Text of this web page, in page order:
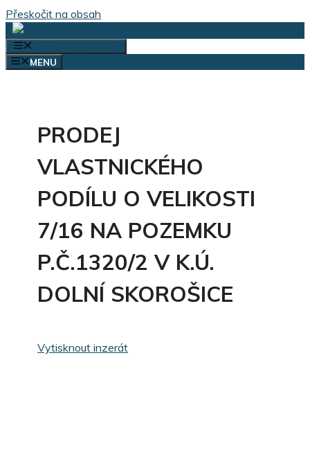
Přeskočit na obsah
MENU
PRODEJ
VLASTNICKÉHO
PODÍLU O VELIKOSTI
7/16 NA POZEMKU
P.Č.1320/2 V K.Ú.
DOLNÍ SKOROŠICE
Vytisknout inzerát